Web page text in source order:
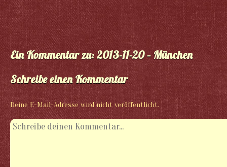
Ein Kommentar zu: 2013-11-20 – München
Schreibe einen Kommentar
Deine E-Mail-Adresse wird nicht veröffentlicht.